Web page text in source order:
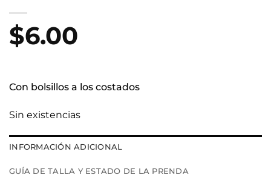
$6.00
Con bolsillos a los costados
Sin existencias
INFORMACIÓN ADICIONAL
GUÍA DE TALLA Y ESTADO DE LA PRENDA